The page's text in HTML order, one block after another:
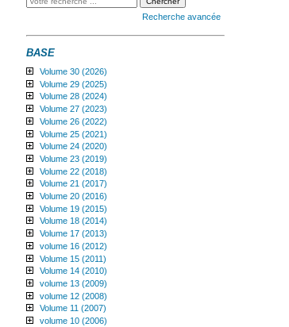
Recherche avancée
BASE
Volume 30 (2026)
Volume 29 (2025)
Volume 28 (2024)
Volume 27 (2023)
Volume 26 (2022)
Volume 25 (2021)
Volume 24 (2020)
Volume 23 (2019)
Volume 22 (2018)
Volume 21 (2017)
Volume 20 (2016)
Volume 19 (2015)
Volume 18 (2014)
Volume 17 (2013)
volume 16 (2012)
Volume 15 (2011)
Volume 14 (2010)
volume 13 (2009)
volume 12 (2008)
Volume 11 (2007)
volume 10 (2006)